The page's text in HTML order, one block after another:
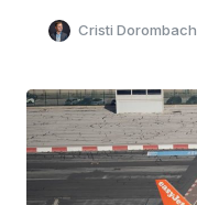
Cristi Dorombach